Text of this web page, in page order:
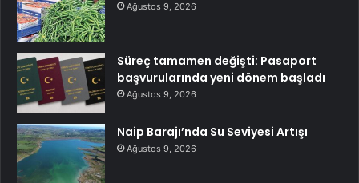
Ağustos 9, 2026
Süreç tamamen değişti: Pasaport
başvurularında yeni dönem başladı
Ağustos 9, 2026
Naip Barajı’nda Su Seviyesi Artışı
Ağustos 9, 2026